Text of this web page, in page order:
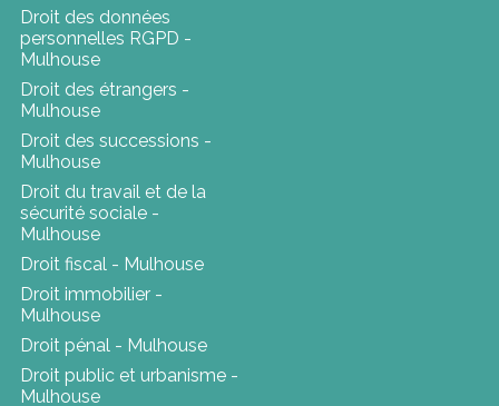
Droit des données
personnelles RGPD -
Mulhouse
Droit des étrangers -
Mulhouse
Droit des successions -
Mulhouse
Droit du travail et de la
sécurité sociale -
Mulhouse
Droit fiscal - Mulhouse
Droit immobilier -
Mulhouse
Droit pénal - Mulhouse
Droit public et urbanisme -
Mulhouse